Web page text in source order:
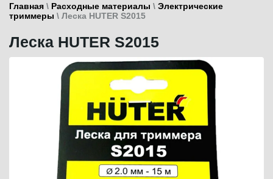
Главная \ Расходные материалы \ Электрические
триммеры \ Леска HUTER S2015
Леска HUTER S2015